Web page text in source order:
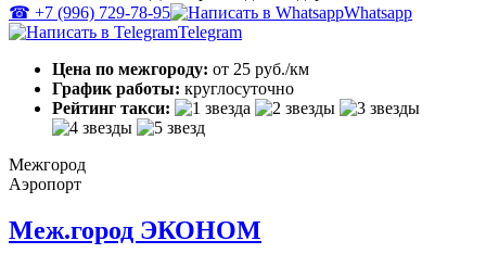
☎ +7 (996) 729-78-95
Whatsapp
Telegram
Цена по межгороду: от 25 руб./км
График работы: круглосуточно
Рейтинг такси:
Межгород
Аэропорт
Меж.город ЭКОНОМ